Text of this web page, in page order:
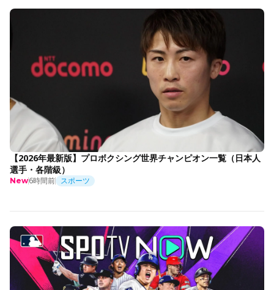
【2026年最新版】プロボクシング世界チャンピオン一覧（日本人
選手・各階級）
New6時間前 スポーツ